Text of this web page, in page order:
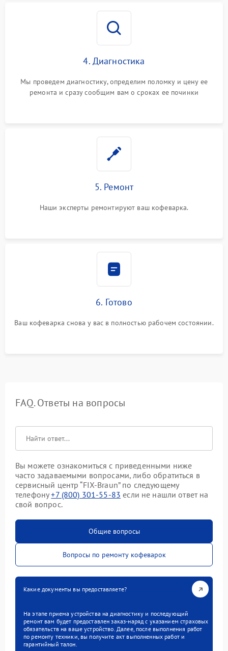
4. Диагностика
Мы проведем диагностику, определим поломку и цену ее
ремонта и сразу сообщим вам о сроках ее починки
5. Ремонт
Наши эксперты ремонтируют ваш кофеварка.
6. Готово
Ваш кофеварка снова у вас в полностью рабочем состоянии.
FAQ. Ответы на вопросы
Вы можете ознакомиться с приведенными ниже
часто задаваемыми вопросами, либо обратиться в
сервисный центр “FIX-Braun” по следующему
телефону+7 (800) 301-55-83 если не нашли ответ на
свой вопрос.
Общие вопросы
Вопросы по ремонту кофеварок
Какие документы вы предоставляете?
На этапе приема устройства на диагностику и последующий
ремонт вам будет предоставлен заказ-наряд с указанием страховых
обязательств на ваше устройство. Далее, после выполнения работ
по ремонту техники, вы получите акт выполненных работ и
гарантийный талон.